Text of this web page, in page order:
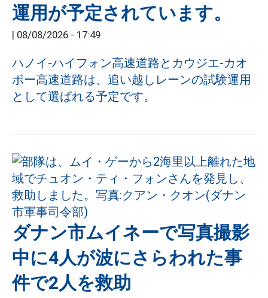
運用が予定されています。
| 08/08/2026 - 17:49
ハノイ-ハイフォン高速道路とカウジエ-カオ
ボー高速道路は、追い越しレーンの試験運用
として選ばれる予定です。
ダナン市ムイネーで写真撮影
中に4人が波にさらわれた事
件で2人を救助